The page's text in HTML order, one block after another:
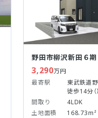
野田市柳沢新田６
3,290万円
最寄駅
東武鉄道
徒歩14分
間取り
4LDK
土地面積
168.73m²